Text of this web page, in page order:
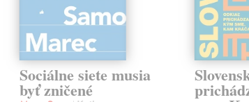
Sociálne siete musia
byť zničené